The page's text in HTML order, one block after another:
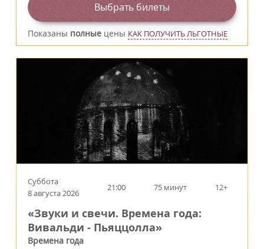
Выбрать билеты
Показаны полные цены КАК ПОЛУЧИТЬ ЛЬГОТНЫЕ
Суббота
8 августа 2026
21:00 75 минут 12+
«Звуки и свечи. Времена года:
Вивальди - Пьяццолла»
Времена года